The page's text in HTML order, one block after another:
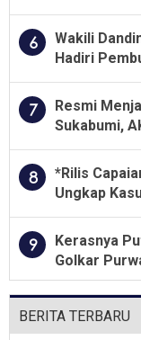
6
Wakili
Hadiri
7
Resmi
Sukabumi,
8
*Rilis
Ungkap
9
Kerasnya
Golkar
Dari
BERITA TERBARU